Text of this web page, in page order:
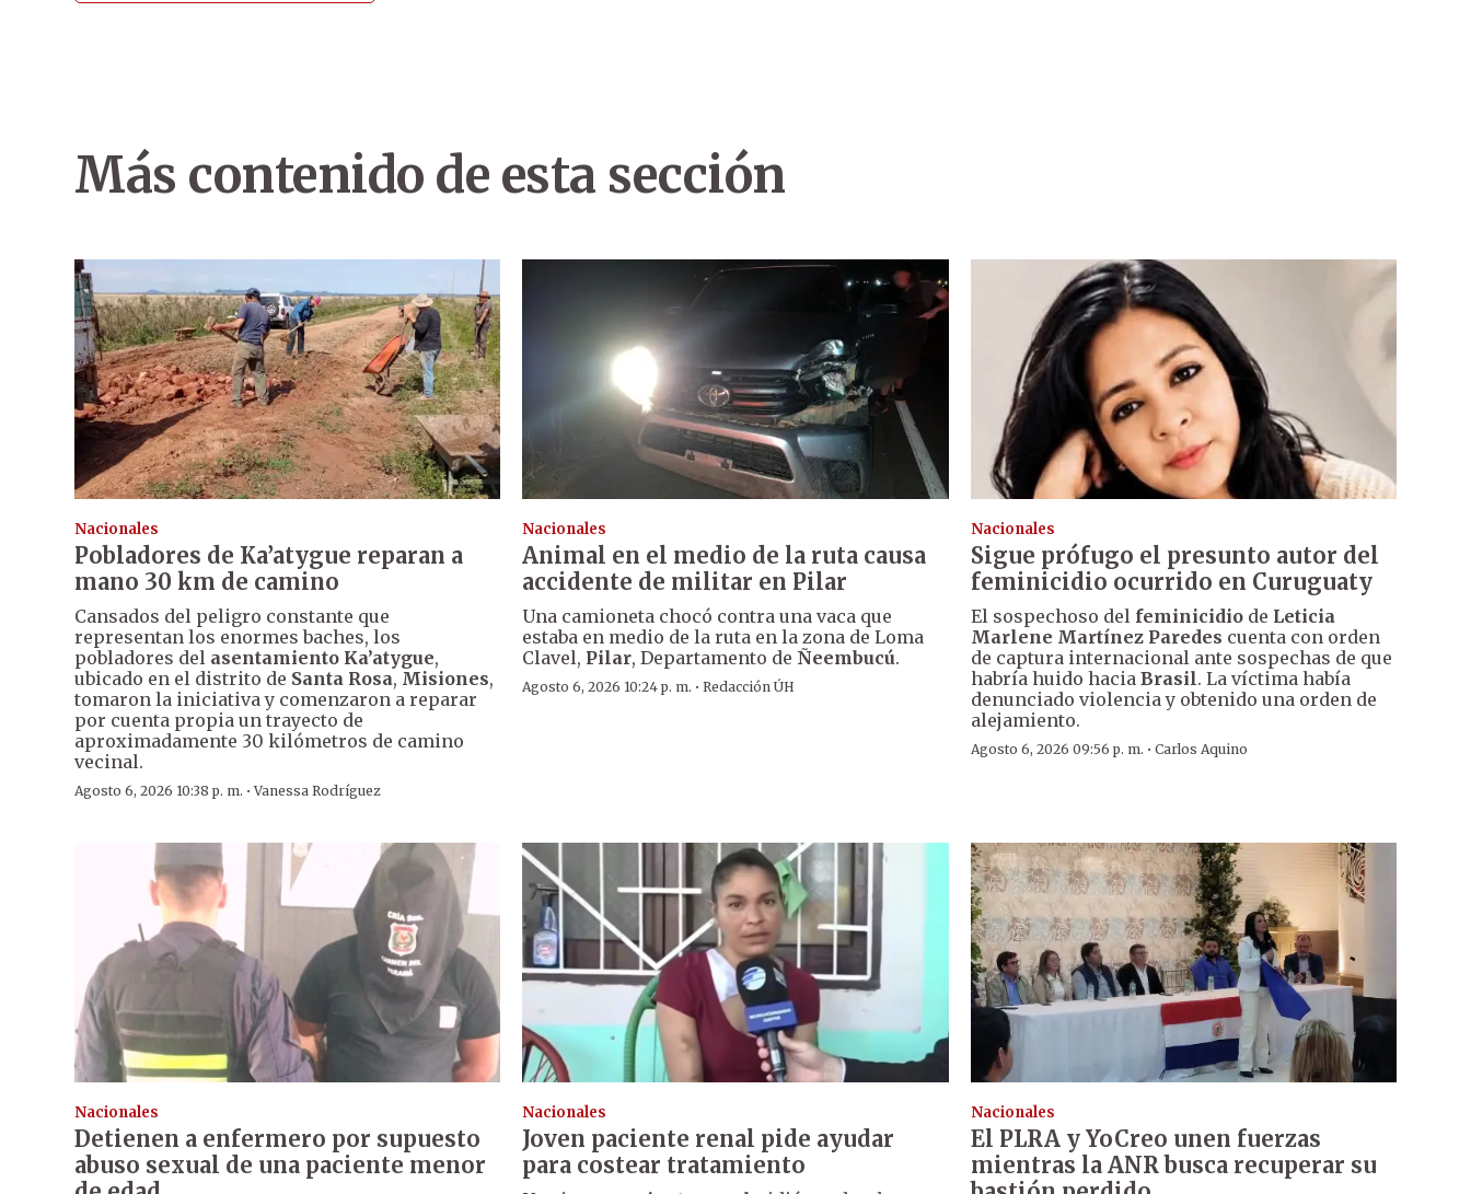
Más contenido de esta sección
Nacionales
Pobladores de Ka’atygue reparan a
mano 30 km de camino
Cansados del peligro constante que
representan los enormes baches, los
pobladores del asentamiento Ka’atygue,
ubicado en el distrito de Santa Rosa, Misiones,
tomaron la iniciativa y comenzaron a reparar
por cuenta propia un trayecto de
aproximadamente 30 kilómetros de camino
vecinal.
Agosto 6, 2026 10:38 p. m. ·Vanessa Rodríguez
Nacionales
Animal en el medio de la ruta causa
accidente de militar en Pilar
Una camioneta chocó contra una vaca que
estaba en medio de la ruta en la zona de Loma
Clavel, Pilar, Departamento de Ñeembucú.
Agosto 6, 2026 10:24 p. m. ·Redacción ÚH
Nacionales
Sigue prófugo el presunto autor del
feminicidio ocurrido en Curuguaty
El sospechoso del feminicidiode Leticia
Marlene Martínez Paredes cuenta con orden
de captura internacional ante sospechas de que
habría huido hacia Brasil. La víctima había
denunciado violencia y obtenido una orden de
alejamiento.
Agosto 6, 2026 09:56 p. m. · Carlos Aquino
Nacionales
Detienen a enfermero por supuesto
abuso sexual de una paciente menor
Nacionales
Joven paciente renal pide ayudar
para costear tratamiento
Nacionales
El PLRA y YoCreo unen fuerzas
mientras la ANR busca recuperar su